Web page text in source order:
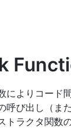
によりコード
呼び出し（ま
トラクタ関数